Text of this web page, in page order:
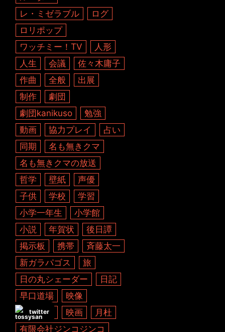
レ・ミゼラブル
ログ
ロリポップ
ワッチミー！TV
人形
人生
会議
佐々木庸子
作曲
全般
出展
制作
劇団
劇団kanikuso
勉強
動画
協力プレイ
占い
同期
名も無きクマ
名も無きクマの放送
哲学
壁紙
声優
子供
学校
学習
小学一年生
小学館
小説
年賀状
後日譚
掲示板
携帯
斉藤太一
新ガラパゴス
旅
日の丸シェーダー
日記
早口道場
映像
映像制作
映画
月杜
有限会社ジンコジンコ
twitter